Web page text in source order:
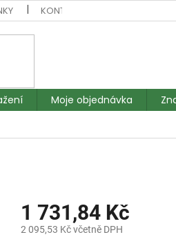
KONTAKT
Moje objednávka
1 731,84 Kč
2 095,53 Kč včetně DPH